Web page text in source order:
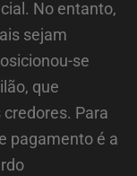
No entanto,
sejam
se
que
credores. Para
pagamento é a